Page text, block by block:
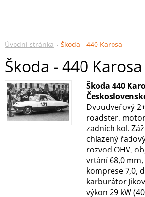
Úvodní stránka Škoda - 440 Karosa
Škoda - 440 Karosa
Škoda 440
Dvoudveřový
roadster,
zadních kol.
chlazený
rozvod OHV,
vrtání 68,0
komprese 7,0,
karburátor
výkon 29 kW